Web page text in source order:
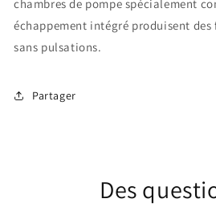
chambres de pompe spécialement
échappement intégré produisent
sans pulsations.
Partager
Des